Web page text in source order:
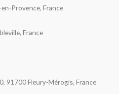
Provence, France
France
91700 Fleury-Mérogis, France